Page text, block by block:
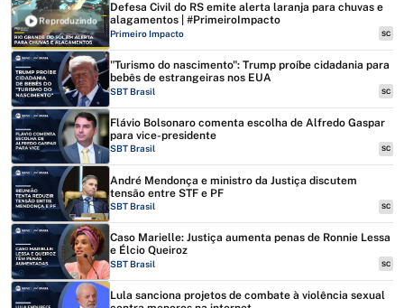
Reproduzindo
Defesa Civil do RS emite alerta laranja para chuvas e
alagamentos | #PrimeiroImpacto
Primeiro Impacto SC
"Turismo do nascimento": Trump proíbe cidadania para
bebês de estrangeiras nos EUA
SBT Brasil SC
Flávio Bolsonaro comenta escolha de Alfredo Gaspar
para vice-presidente
SBT Brasil SC
André Mendonça e ministro da Justiça discutem
tensão entre STF e PF
SBT Brasil SC
Caso Marielle: Justiça aumenta penas de Ronnie Lessa
e Élcio Queiroz
SBT Brasil SC
Lula sanciona projetos de combate à violência sexual